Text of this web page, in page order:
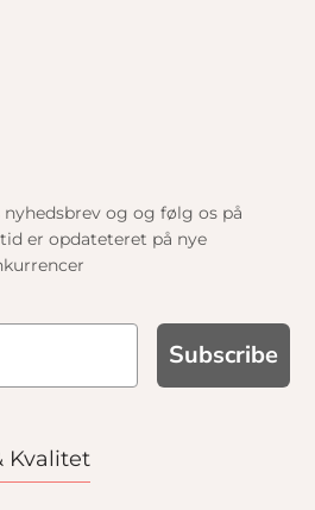
og og følg os på
er opdateteret på nye
Subscribe
Kvalitet